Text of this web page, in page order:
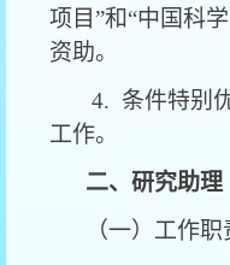
项目”和“中国科
资助。
4. 条件特别优
工作。
二、研究助理
（一）工作职